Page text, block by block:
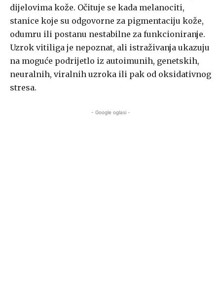
dijelovima kože. Očituje se kada melanociti,
stanice koje su odgovorne za pigmentaciju kože,
odumru ili postanu nestabilne za funkcioniranje.
Uzrok vitiliga je nepoznat, ali istraživanja ukazuju
na moguće podrijetlo iz autoimunih, genetskih,
neuralnih, viralnih uzroka ili pak od oksidativnog
stresa.
- Google oglasi -